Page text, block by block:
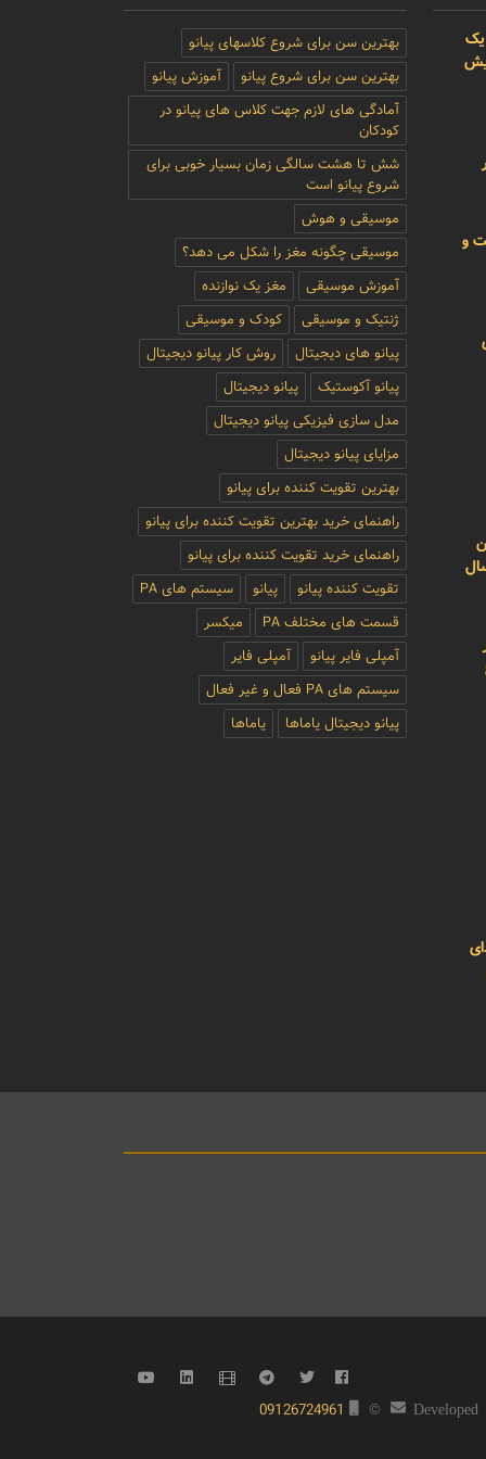
و
بهترین سن برای شروع کلاسهای پیانو
بهترین سن برای شروع پیانو
آموزش پیانو
آمادگی های لازم جهت کلاس های پیانو در
کودکان
شش تا هشت سالگی زمان بسیار خوبی برای
شروع پیانو است
موسیقی و هوش
موسیقی چگونه مغز را شکل می دهد؟
آموزش موسیقی
مغز یک نوازنده
ژنتیک و موسیقی
کودک و موسیقی
پیانو های دیجیتال
روش کار پیانو دیجیتال
پیانو آکوستیک
پیانو دیجیتال
مدل سازی فیزیکی پیانو دیجیتال
مزایای پیانو دیجیتال
بهترین تقویت کننده برای پیانو
راهنمای خرید بهترین تقویت کننده برای پیانو
راهنمای خرید تقویت کننده برای پیانو
تقویت کننده پیانو
پیانو
سیستم های PA
قسمت های مختلف PA
میکسر
آمپلی فایر پیانو
آمپلی فایر
سیستم های PA فعال و غیر فعال
پیانو دیجیتال یاماها
یاماها
Developed
©
09126724961